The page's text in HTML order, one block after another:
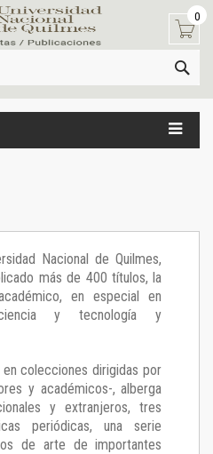
0
Nacional de Quilmes,
más de 400 títulos, la
en especial en
y tecnología y
colecciones dirigidas por
y académicos-, alberga
y extranjeros, tres
periódicas, una serie
de arte de importantes